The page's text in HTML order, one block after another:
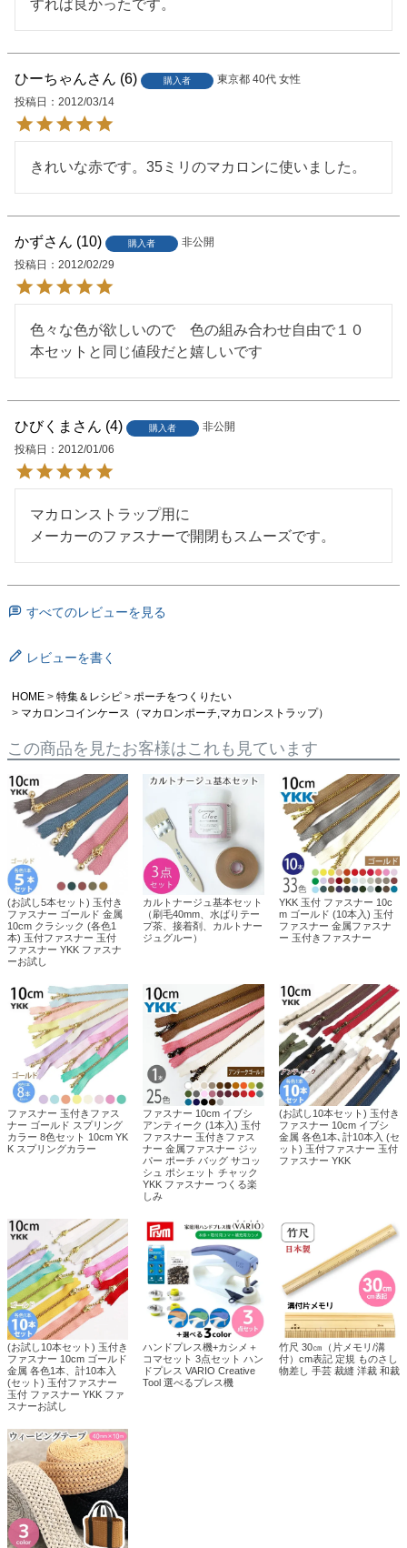
すれば良かったです。
ひーちゃん 6 購入者 東京都 40代 女性
投稿日
2012/03/14
きれいな赤です。35ミリのマカロンに使いました。
かず 10 購入者
非公開
投稿日
2012/02/29
色々な色が欲しいので　色の組み合わせ自由で１０
本セットと同じ値段だと嬉しいです
ひびくま 4 購入者
非公開
投稿日
2012/01/06
マカロンストラップ用に
すべてのレビューを見る
レビューを書く
HOME 特集＆レシピ
ポーチをつくりたい
マカロンコインケース（マカロンポーチ,マカロンストラップ）
この商品を見たお客様はこれも見ています
(お試し5本セット) 玉付き
ファスナー ゴールド 金属
10cm クラシック (各色1
本) 玉付ファスナー 玉付
ファスナー YKK ファスナ
ーお試し
カルトナージュ基本セット
（刷毛40mm、水ばりテー
プ茶、接着剤、カルトナー
ジュグルー）
YKK 玉付 ファスナー 10c
m ゴールド (10本入) 玉付
ファスナー 金属ファスナ
ー 玉付きファスナー
ファスナー 玉付きファス
ナー ゴールド スプリング
カラー 8色セット 10cm YK
K スプリングカラー
ファスナー 10cm イブシ
アンティーク (1本入) 玉付
ファスナー 玉付きファス
ナー 金属ファスナー ジッ
パー ポーチ バッグ サコッ
シュ ポシェット チャック
YKK ファスナー つくる楽
しみ
(お試し10本セット) 玉付き
ファスナー 10cm イブシ
金属 各色1本､計10本入 (セ
ット) 玉付ファスナー 玉付
ファスナー YKK
(お試し10本セット) 玉付き
ファスナー 10cm ゴールド
金属 各色1本、計10本入
(セット) 玉付ファスナー
玉付 ファスナー YKK ファ
スナーお試し
ハンドプレス機+カシメ＋
コマセット 3点セット ハン
ドプレス VARIO Creative
Tool 選べるプレス機
竹尺 30㎝（片メモリ/溝
付）cm表記 定規 ものさし
物差し 手芸 裁縫 洋裁 和裁